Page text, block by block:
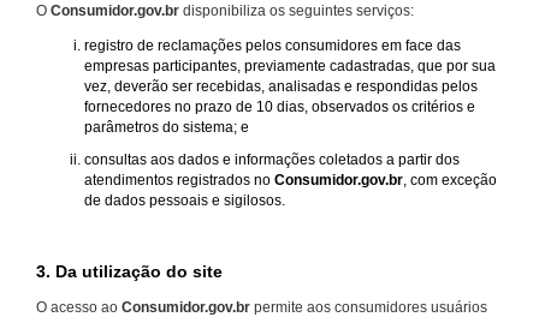
O Consumidor.gov.br disponibiliza os seguintes serviços:
registro de reclamações pelos consumidores em face das
empresas participantes, previamente cadastradas, que por sua
vez, deverão ser recebidas, analisadas e respondidas pelos
fornecedores no prazo de 10 dias, observados os critérios e
parâmetros do sistema; e
consultas aos dados e informações coletados a partir dos
atendimentos registrados no Consumidor.gov.br , com exceção
de dados pessoais e sigilosos.
3. Da utilização do site
O acesso ao Consumidor.gov.br permite aos consumidores usuários